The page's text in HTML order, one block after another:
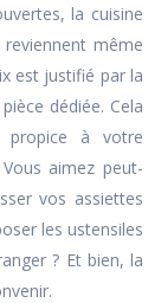
la cuisine
reviennent même
est justifié par la
dédiée. Cela
propice à votre
aimez peut-
vos assiettes
les ustensiles
? Et bien, la